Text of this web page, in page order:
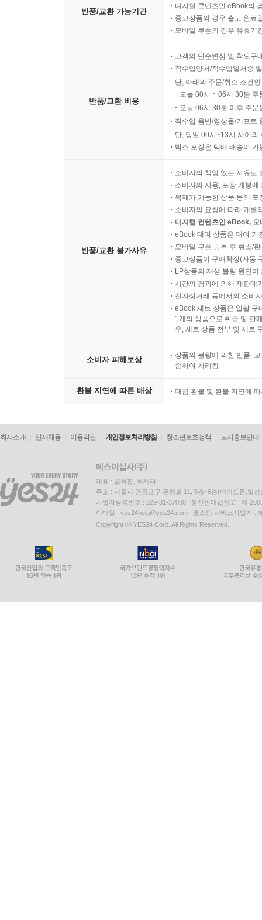
반품/교환 가능기간
디지털 콘텐츠인 eBook의
중고상품의 경우 출고 완료
모바일 쿠폰의 경우 유효기
반품/교환 비용
고객의 단순변심 및 착오구
직수입양서/직수입일서중
단, 아래의 주문/취소 조건
오늘 00시 ~ 06시 30분
오늘 06시 30분 이후 주
직수입 음반/영상물/기프트
단, 당일 00시~13시 사이의
박스 포장은 택배 배송이
반품/교환 불가사유
소비자의 책임 있는 사유로
소비자의 사용, 포장 개봉
복제가 가능한 상품 등의
소비자의 요청에 따라 개별
디지털 컨텐츠인 eBook,
eBook 대여 상품은 대여 기
모바일 쿠폰 등록 후 취소/
중고상품이 구매확정(자동
LP상품의 재생 불량 원인
시간의 경과에 의해 재판매
전자상거래 등에서의 소비
eBook 세트 상품은 일괄 구
1개의 상품으로 취급 및 판
우, 세트 상품 전부 및 세트
소비자 피해보상
상품의 불량에 의한 반품,
준하여 처리됨
환불 지연에 따른 배상 대금 환불 및 환불 지연에
회사소개 인재채용 이용약관 개인정보처리방침 청소년보호정책 도서홍보안내
대표 : 김석환, 최세라
주소 : 서울시 영등포구 은행로 11, 5층~6층(여의도동,일신
사업자등록번호 : 229-81-37000 통신판매업신고 : 제
이메일 : yes24help@yes24.com 호스팅 서비스사업자 :
Copyright ⓒ YES24 Corp. All Rights Reserved.